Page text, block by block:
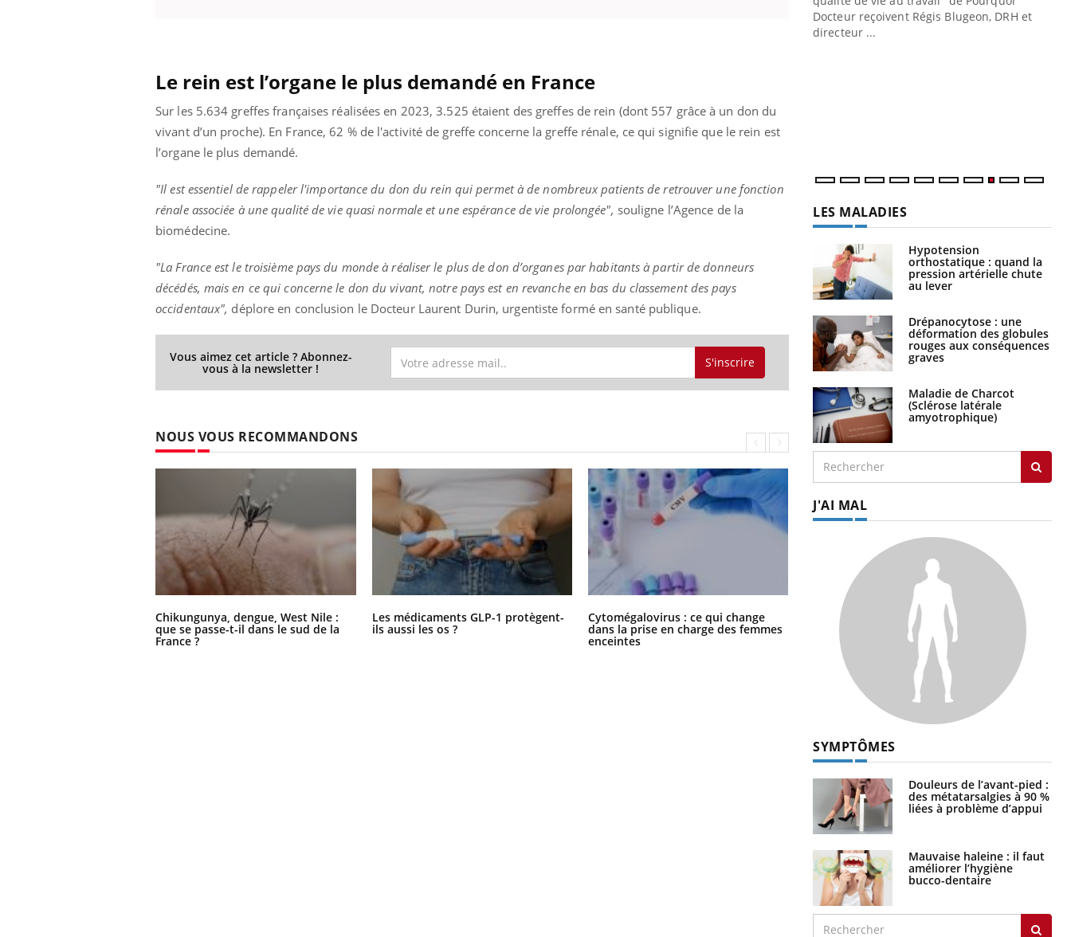
Le rein est l’organe le plus demandé en France
Sur les 5.634 greffes françaises réalisées en 2023, 3.525 étaient des greffes de rein (dont 557 grâce à un don du
vivant d’un proche). En France, 62 % de l'activité de greffe concerne la greffe rénale, ce qui signifie que le rein est
l’organe le plus demandé.
"Il est essentiel de rappeler l'importance du don du rein qui permet à de nombreux patients de retrouver une fonction
rénale associée à une qualité de vie quasi normale et une espérance de vie prolongée", souligne l’Agence de la
biomédecine.
"La France est le troisième pays du monde à réaliser le plus de don d’organes par habitants à partir de donneurs
décédés, mais en ce qui concerne le don du vivant, notre pays est en revanche en bas du classement des pays
occidentaux", déplore en conclusion le Docteur Laurent Durin, urgentiste formé en santé publique.
Vous aimez cet article ? Abonnez-
vous à la newsletter ! S'inscrire
NOUS VOUS RECOMMANDONS
Chikungunya, dengue, West Nile :
que se passe-t-il dans le sud de la
France ?
Les médicaments GLP-1 protègent-
ils aussi les os ?
Cytomégalovirus : ce qui change
dans la prise en charge des femmes
enceintes
La sieste empêche-t-elle de dormir
la nuit ?
Docteur reçoivent Régis Blugeon, DRH et
directeur ...
LES MALADIES
Hypotension
orthostatique : quand la
pression artérielle chute
au lever
Drépanocytose : une
déformation des globules
rouges aux conséquences
graves
Maladie de Charcot
(Sclérose latérale
amyotrophique)
J'AI MAL
SYMPTÔMES
Douleurs de l’avant-pied :
des métatarsalgies à 90 %
liées à problème d’appui
Mauvaise haleine : il faut
améliorer l’hygiène
bucco-dentaire